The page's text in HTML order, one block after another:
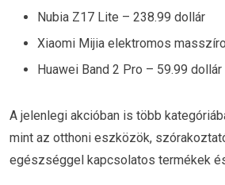
Nubia Z17 Lite – 238.99 dollár
Xiaomi Mijia elektromos
Huawei Band 2 Pro – 59.99 dollár
A jelenlegi akcióban is több
mint az otthoni eszközök,
egészséggel kapcsolatos termékek